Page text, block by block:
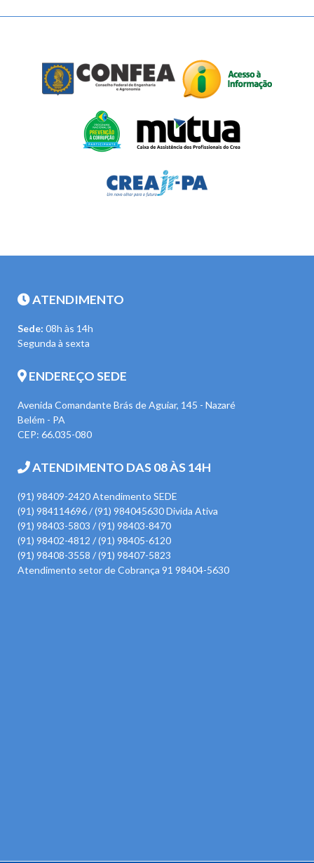
ATENDIMENTO
Sede: 08h às 14h
Segunda à sexta
ENDEREÇO SEDE
Avenida Comandante Brás de Aguiar, 145 - Nazaré
Belém - PA
CEP: 66.035-080
ATENDIMENTO DAS 08 ÀS 14H
(91) 98409-2420 Atendimento SEDE
(91) 984114696 / (91) 984045630 Divida Ativa
(91) 98403-5803 / (91) 98403-8470
(91) 98402-4812 / (91) 98405-6120
(91) 98408-3558 / (91) 98407-5823
Atendimento setor de Cobrança 91 98404-5630